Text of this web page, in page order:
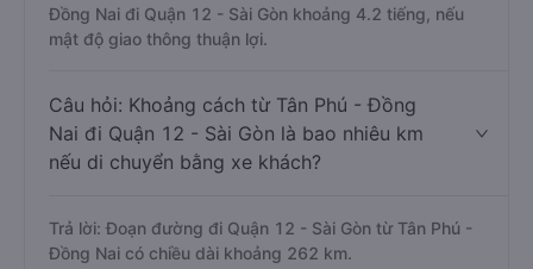
Đồng Nai đi Quận 12 - Sài Gòn khoảng 4.2 tiếng, nếu
mật độ giao thông thuận lợi.
Câu hỏi: Khoảng cách từ Tân Phú - Đồng
Nai đi Quận 12 - Sài Gòn là bao nhiêu km
nếu di chuyển bằng xe khách?
Trả lời: Đoạn đường đi Quận 12 - Sài Gòn từ Tân Phú -
Đồng Nai có chiều dài khoảng 262 km.